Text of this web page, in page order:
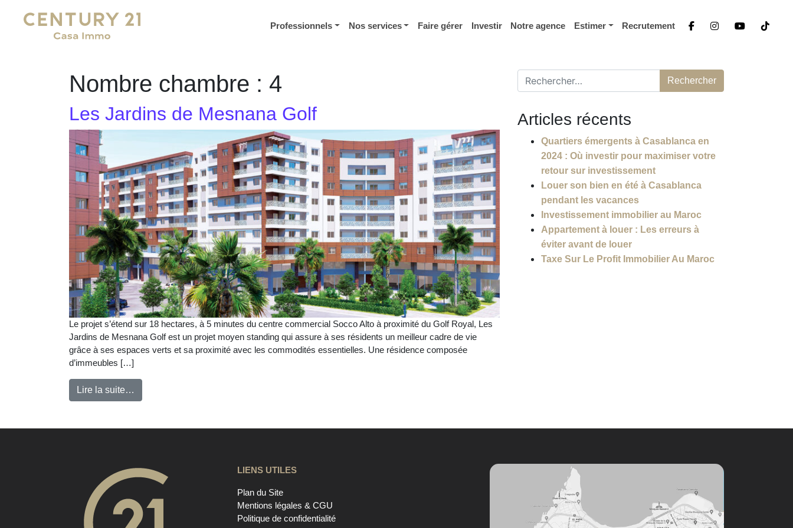
Main Navigation Professionnels Nos services Faire gérer Investir Notre agence Estimer Recrutement
Nombre chambre : 4
Les Jardins de Mesnana Golf
Le projet s’étend sur 18 hectares, à 5 minutes du centre commercial Socco Alto à proximité du Golf Royal, Les
Jardins de Mesnana Golf est un projet moyen standing qui assure à ses résidents un meilleur cadre de vie
grâce à ses espaces verts et sa proximité avec les commodités essentielles. Une résidence composée
d’immeubles […]
Lire la suite…
Rechercher :
Articles récents
Quartiers émergents à Casablanca en
2024 : Où investir pour maximiser votre
retour sur investissement
Louer son bien en été à Casablanca
pendant les vacances
Investissement immobilier au Maroc
Appartement à louer : Les erreurs à
éviter avant de louer
Taxe Sur Le Profit Immobilier Au Maroc
LIENS UTILES
Plan du Site
Mentions légales & CGU
Politique de confidentialité